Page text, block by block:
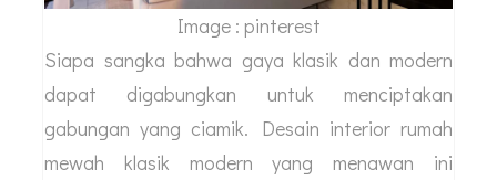
Image : pinterest
Siapa sangka bahwa gaya klasik dan modern
dapat digabungkan untuk menciptakan
gabungan yang ciamik. Desain interior rumah
mewah klasik modern yang menawan ini